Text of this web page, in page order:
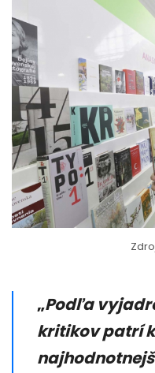
„Podľa
kritikov patrí